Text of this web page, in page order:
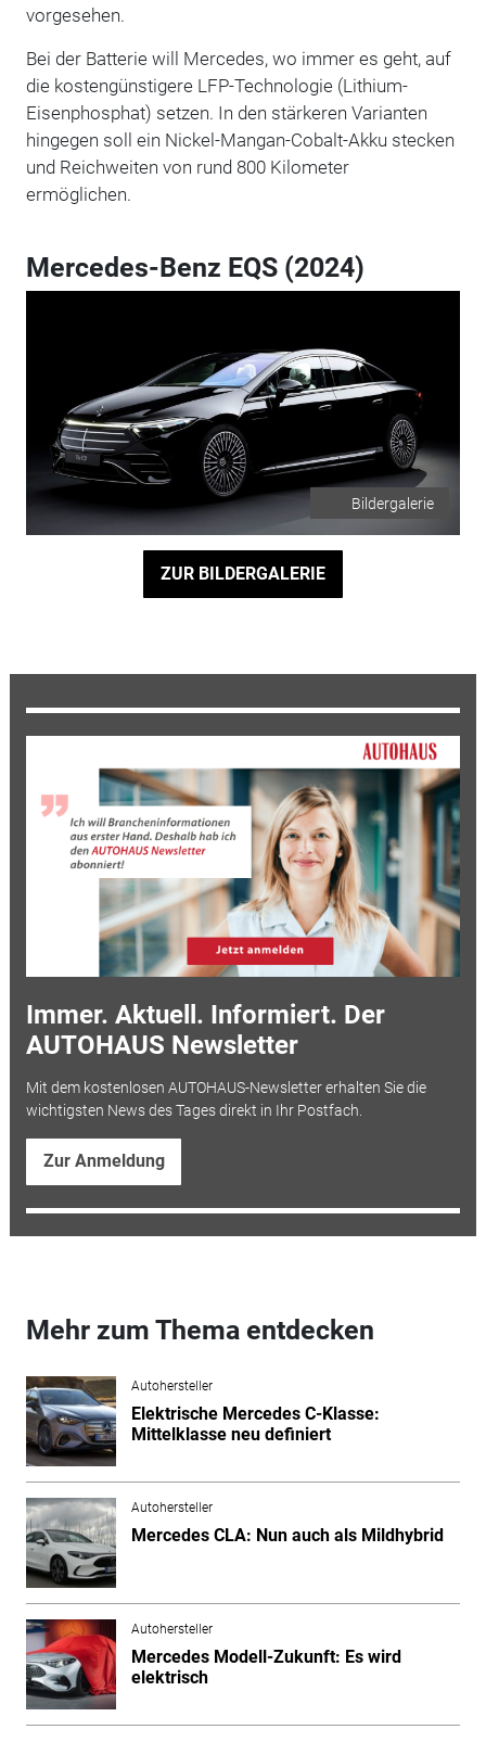
vorgesehen.
Bei der Batterie will Mercedes, wo immer es geht, auf
die kostengünstigere LFP-Technologie (Lithium-
Eisenphosphat) setzen. In den stärkeren Varianten
hingegen soll ein Nickel-Mangan-Cobalt-Akku stecken
und Reichweiten von rund 800 Kilometer
ermöglichen.
Mercedes-Benz EQS (2024)
Bildergalerie
ZUR BILDERGALERIE
Immer. Aktuell. Informiert. Der
AUTOHAUS Newsletter
Mit dem kostenlosen AUTOHAUS-Newsletter erhalten Sie die
wichtigsten News des Tages direkt in Ihr Postfach.
Zur Anmeldung
Mehr zum Thema entdecken
Autohersteller
Elektrische Mercedes C-Klasse:
Mittelklasse neu definiert
Autohersteller
Mercedes CLA: Nun auch als Mildhybrid
Autohersteller
Mercedes Modell-Zukunft: Es wird
elektrisch